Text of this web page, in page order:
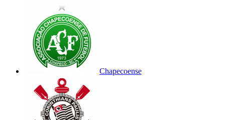
Chapecoense